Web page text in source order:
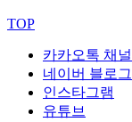
TOP
카카오톡 채널
네이버 블로그
인스타그램
유튜브